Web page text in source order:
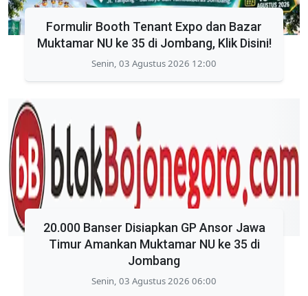
Formulir Booth Tenant Expo dan Bazar
Muktamar NU ke 35 di Jombang, Klik Disini!
Senin, 03 Agustus 2026 12:00
20.000 Banser Disiapkan GP Ansor Jawa
Timur Amankan Muktamar NU ke 35 di
Jombang
Senin, 03 Agustus 2026 06:00